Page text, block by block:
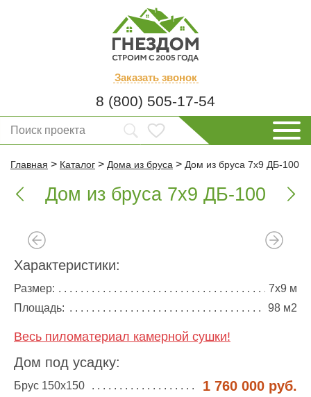
Заказать звонок
8 (800) 505-17-54
Главная > Каталог > Дома из бруса > Дом из бруса 7х9 ДБ-100
 Дом из бруса 7х9 ДБ-100 
Характеристики:
Размер:
7х9 м
Площадь:
98 м2
Весь пиломатериал камерной сушки!
Дом под усадку:
Брус 150х150 1 760 000 руб.